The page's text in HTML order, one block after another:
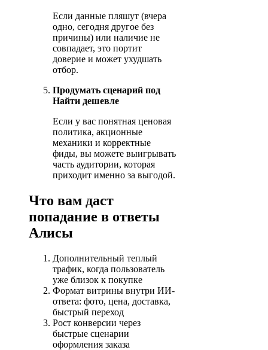
Если данные пляшут (вчера
одно, сегодня другое без
причины) или наличие не
совпадает, это портит
доверие и может ухудшать
отбор.
Продумать сценарий под
Найти дешевле
Если у вас понятная ценовая
политика, акционные
механики и корректные
фиды, вы можете выигрывать
часть аудитории, которая
приходит именно за выгодой.
Что вам даст
попадание в ответы
Алисы
Дополнительный теплый
трафик, когда пользователь
уже близок к покупке
Формат витрины внутри ИИ-
ответа: фото, цена, доставка,
быстрый переход
Рост конверсии через
быстрые сценарии
оформления заказа